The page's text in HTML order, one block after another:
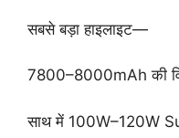
सबसे बड़ा हाइलाइट—
7800–8000mAh की
साथ में 100W–120W